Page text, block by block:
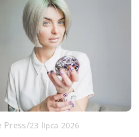
2023
2023
Press/23 lipca 2026